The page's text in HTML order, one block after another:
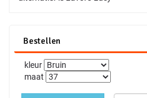
Bestellen
kleur
maat